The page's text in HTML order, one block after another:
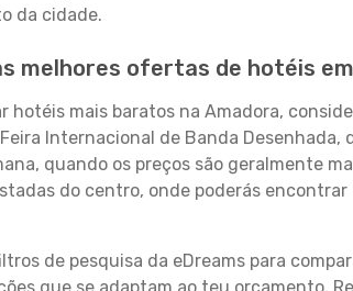
da cidade.
melhores ofertas de hotéis
hotéis mais baratos na Amadora,
Internacional de Banda
quando os preços são geralmente
do centro, onde poderás
de pesquisa da eDreams para